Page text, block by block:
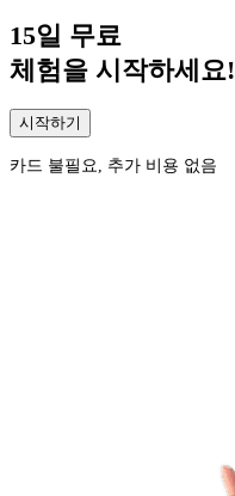
15일 무료
체험을 시작하세요!
시작하기
카드 불필요, 추가 비용 없음